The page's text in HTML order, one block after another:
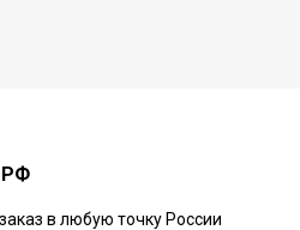
РФ
в любую точку России